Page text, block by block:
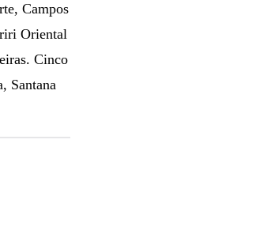
Campos
Oriental
Cinco
Santana